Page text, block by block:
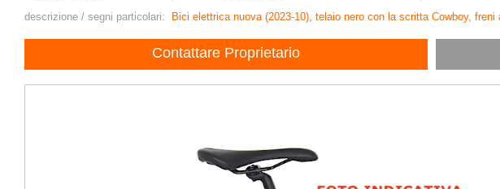
descrizione / segni particolari:
Bici elettrica nuova (2023-10), telaio nero con la scritta Cowboy, freni
Contattare Proprietario